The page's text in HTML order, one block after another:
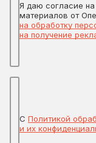
Я даю согласие
материалов от
на обработку
на получение
С Политикой
и их